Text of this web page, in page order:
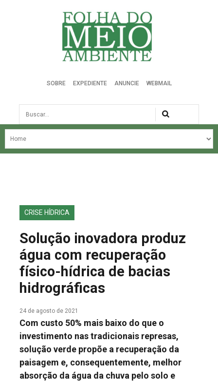
Folha do Meio Ambiente
SOBRE EXPEDIENTE ANUNCIE WEBMAIL
Busca
NOSSA HISTÓRIA
EDIÇÕES ANTERIORES
FALE CONOSCO
CRISE HÍDRICA
Solução inovadora produz
água com recuperação
físico-hídrica de bacias
hidrográficas
24 de agosto de 2021
Com custo 50% mais baixo do que o
investimento nas tradicionais represas,
solução verde propõe a recuperação da
paisagem e, consequentemente, melhor
absorção da água da chuva pelo solo e